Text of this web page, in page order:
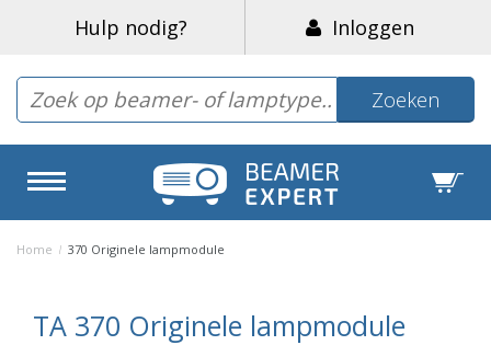
Hulp nodig? Inloggen
Zoeken
Home / 370 Originele lampmodule
TA 370 Originele lampmodule